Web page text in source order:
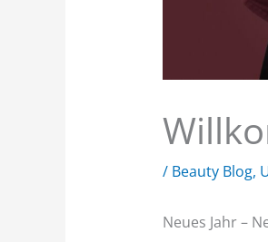
/ Beauty Blog,
Neues Jahr –